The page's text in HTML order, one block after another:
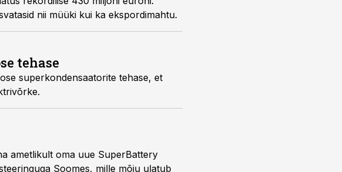
nii müüki kui ka ekspordimahtu.
tehase
superkondensaatorite tehase, et
ametlikult oma uue SuperBattery
Soomes, mille mõju ulatub